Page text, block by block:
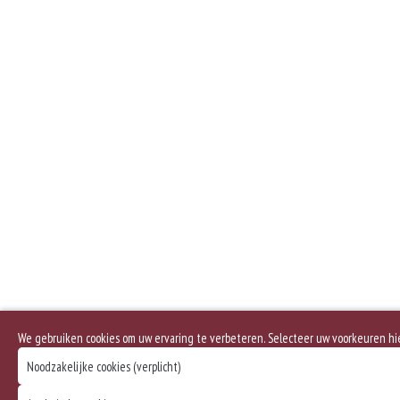
We gebruiken cookies om uw ervaring te verbeteren. Selecteer uw voorkeuren
Noodzakelijke cookies (verplicht)